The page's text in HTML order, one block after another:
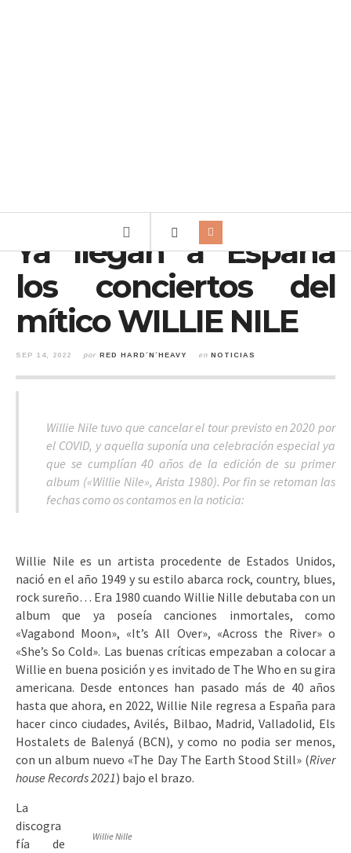
Ya llegan a España
los conciertos del
mítico WILLIE NILE
SEP 14, 2022 por RED HARD´N´HEAVY en NOTICIAS
Willie Nile tuvo que cancelar el tour previsto en 2020 por
el COVID, y aquella suponía una celebración especial ya
que se cumplían 40 años de la edición de su primer
album («Willie Nile», Arista 1980). Por fin se retoman las
fechas como os contamos en la noticia:
Willie Nile es un artista procedente de Estados Unidos,
nació en el año 1949 y su estilo abarca rock, country, blues,
rock sureño… Era 1980 cuando Willie Nille debutaba con un
album que ya poseía canciones inmortales, como
«Vagabond Moon», «It’s All Over», «Across the River» o
«She’s So Cold». Las buenas críticas empezaban a colocar a
Willie en buena posición y es invitado de The Who en su gira
americana. Desde entonces han pasado más de 40 años
hasta que ahora, en 2022, Willie Nile regresa a España para
hacer cinco ciudades, Avilés, Bilbao, Madrid, Valladolid, Els
Hostalets de Balenyá (BCN), y como no podia ser menos,
con un album nuevo «The Day The Earth Stood Still» (River
house Records 2021) bajo el brazo.
Willie Nille
La
discogra
fía de